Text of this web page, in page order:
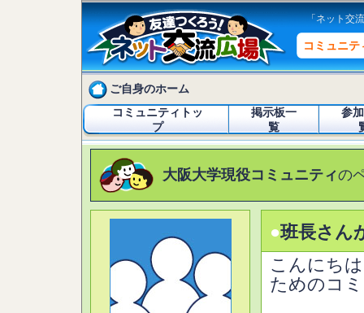
「ネット交
コミュニテ
ご自身のホーム
コミュニティトッ
プ
掲示板一
覧
参
大阪大学現役コミュニティの
●班長さん
こんにち
ためのコ